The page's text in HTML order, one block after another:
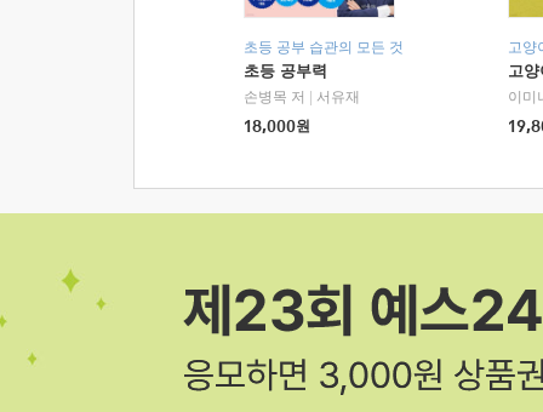
초등 공부 습관의 모든 것
초등 공부력
손병목 저
서유재
18,000원
고양
고
이미